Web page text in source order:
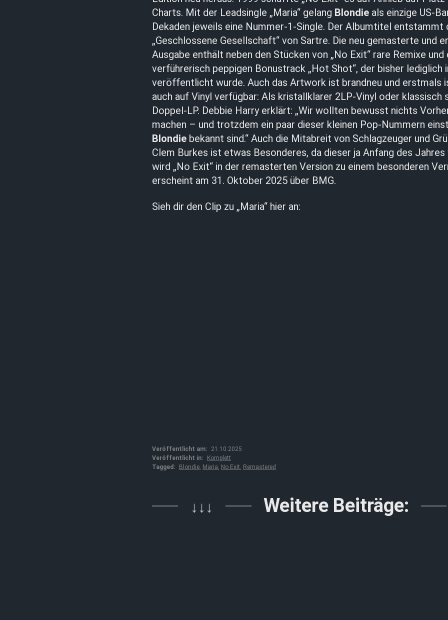
Charts. Mit der Leadsingle „Maria“ gelang Blondie als einzige US-
Dekaden jeweils eine Nummer-1-Single. Der Albumtitel entstammt
„Geschlossene Gesellschaft“ von Sartre. Die neu gemasterte und
Ausgabe enthält neben den Stücken von „No Exit“ rare Remixe und
verführerisch peppigen Bonustrack „Hot Shot“, der bisher lediglich
veröffentlicht wurde. Auch das Artwork ist brandneu und erstmals
auch auf Vinyl verfügbar: Als kristallklarer 2LP-Vinyl oder klassisch
Doppel-LP. Debbie Harry erklärt: „Wir wollten bewusst nichts
machen – und trotzdem ein paar dieser kleinen Pop-Nummern
Blondie bekannt sind.“ Auch die Mitabreit von Schlagzeuger und
Clem Burkes ist etwas Besonderes, da dieser ja Anfang des
wird „No Exit“ in der remasterten Version zu einem besonderen
erscheint am 31. Oktober 2025 über BMG.
Sieh dir den Clip zu „Maria“ hier an:
Veröffentlicht am:
21.10.2025
Veröffentlicht in:
Komplett
Tagged:
Blondie Maria No Exit Remastered
↓↓↓ Weitere Beiträge: